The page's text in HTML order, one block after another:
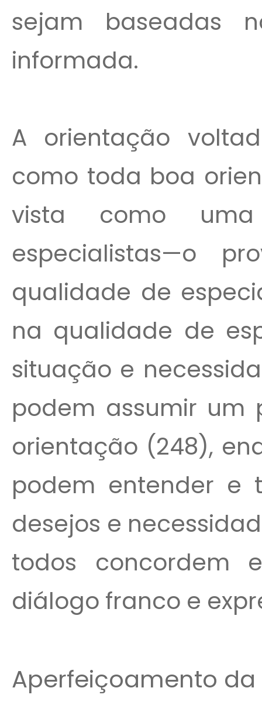
sejam baseadas
informada.
A orientação
como toda boa
vista como
especialistas—o
qualidade de
na qualidade de
situação e
podem assumir um
orientação (248),
podem entender e
desejos e
todos concordem
diálogo franco e
Aperfeiçoamento